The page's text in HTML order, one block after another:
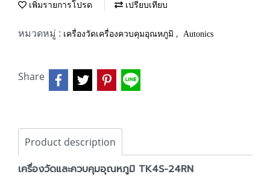
เพิ่มรายการโปรด เปรียบเทียบ
หมวดหมู่ : เครื่องวัดเครื่องควบคุมอุณหภูมิ , Autonics
Share
Product description
เครื่องวัดและควบคุมอุณหภูมิ TK4S-24RN